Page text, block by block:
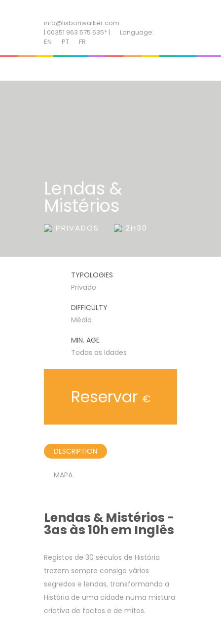
info@lisbonwalker.com
| 00351 963 575 635* |
Language:
EN
PT FR
Lendas &
Mistérios
PRIVADOS 2H30
TYPOLOGIES
Privado
DIFFICULTY
Médio
MIN. AGE
Todas as Idades
Reservar €
DESCRIPTION
MAPA
Lendas & Mistérios -
3as às 10h em Inglês
Registos de 30 séculos de História
trazem sempre consigo vários
segredos e lendas, transformando a
História de uma cidade numa mistura
criativa de factos e de mitos.